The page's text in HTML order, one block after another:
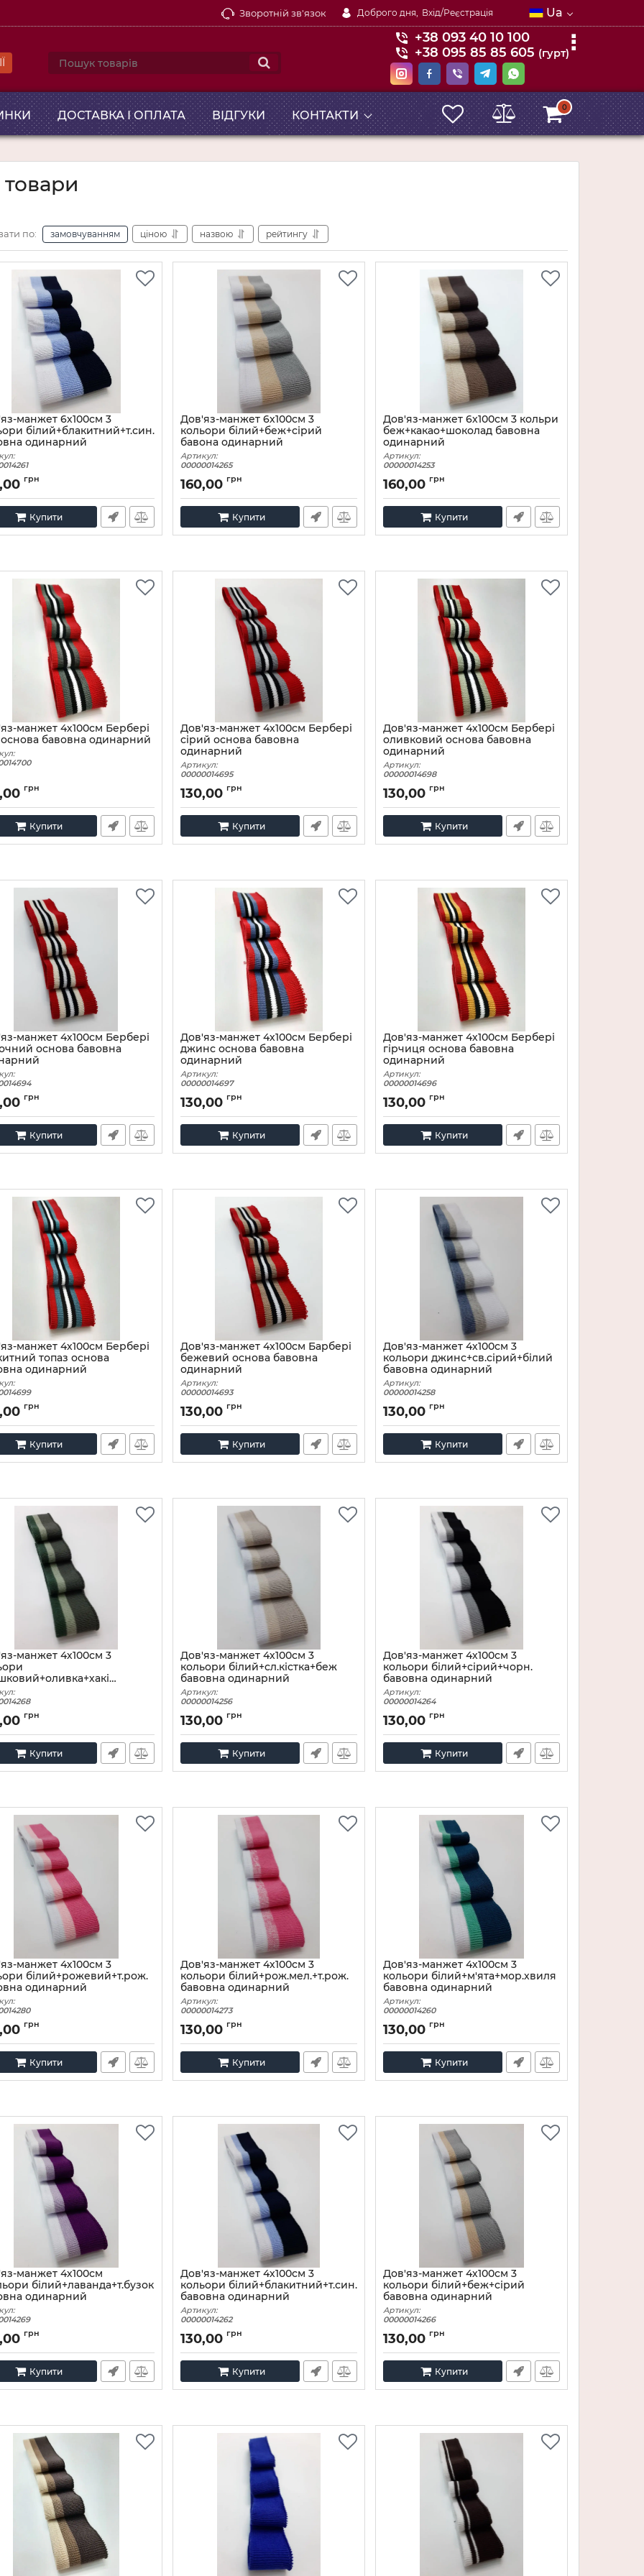
Зворотній зв'язок Доброго дня, Вхід/Реєстрація Ua
+38 093 40 10 100
+38 095 85 85 605 (гурт)
ДОСТАВКА І ОПЛАТА ВІДГУКИ КОНТАКТИ
0
товари
по: замовчуванням ціною назвою рейтингу
манжет 6х100см 3
білий+блакитний+т.син.
одинарний
грн
Купити
Дов'яз-манжет 6х100см 3
кольори білий+беж+сірий
бавона одинарний
Артикул:
00000014265
160,00 грн
Купити
Дов'яз-манжет 6х100см 3 кольри
беж+какао+шоколад бавовна
одинарний
Артикул:
00000014253
160,00 грн
Купити
манжет 4х100см Бербері
основа бавовна одинарний
грн
Купити
Дов'яз-манжет 4х100см Бербері
сірий основа бавовна
одинарний
Артикул:
00000014695
130,00 грн
Купити
Дов'яз-манжет 4х100см Бербері
оливковий основа бавовна
одинарний
Артикул:
00000014698
130,00 грн
Купити
манжет 4х100см Бербері
основа бавовна
грн
Купити
Дов'яз-манжет 4х100см Бербері
джинс основа бавовна
одинарний
Артикул:
00000014697
130,00 грн
Купити
Дов'яз-манжет 4х100см Бербері
гірчиця основа бавовна
одинарний
Артикул:
00000014696
130,00 грн
Купити
манжет 4х100см Бербері
топаз основа
одинарний
грн
Купити
Дов'яз-манжет 4х100см Барбері
бежевий основа бавовна
одинарний
Артикул:
00000014693
130,00 грн
Купити
Дов'яз-манжет 4х100см 3
кольори джинс+св.сірий+білий
бавовна одинарний
Артикул:
00000014258
130,00 грн
Купити
манжет 4х100см 3
одинарний
грн
Купити
Дов'яз-манжет 4х100см 3
кольори білий+сл.кістка+беж
бавовна одинарний
Артикул:
00000014256
130,00 грн
Купити
Дов'яз-манжет 4х100см 3
кольори білий+сірий+чорн.
бавовна одинарний
Артикул:
00000014264
130,00 грн
Купити
манжет 4х100см 3
білий+рожевий+т.рож.
одинарний
грн
Купити
Дов'яз-манжет 4х100см 3
кольори білий+рож.мел.+т.рож.
бавовна одинарний
Артикул:
00000014273
130,00 грн
Купити
Дов'яз-манжет 4х100см 3
кольори білий+м'ята+мор.хвиля
бавовна одинарний
Артикул:
00000014260
130,00 грн
Купити
манжет 4х100см
білий+лаванда+т.бузок
одинарний
грн
Купити
Дов'яз-манжет 4х100см 3
кольори білий+блакитний+т.син.
бавовна одинарний
Артикул:
00000014262
130,00 грн
Купити
Дов'яз-манжет 4х100см 3
кольори білий+беж+сірий
бавовна одинарний
Артикул:
00000014266
130,00 грн
Купити